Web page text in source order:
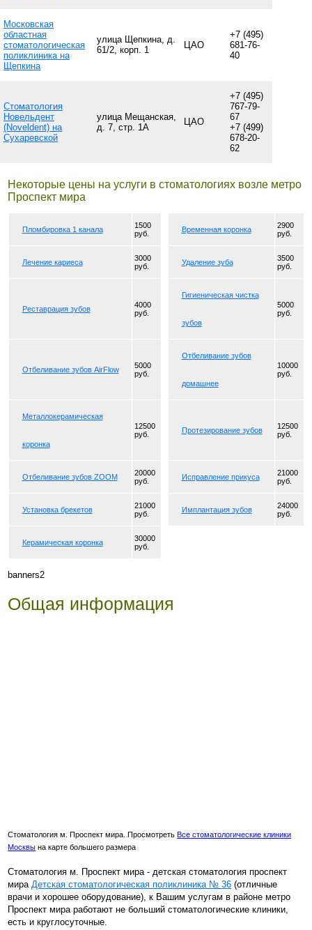
Московская
областная
стоматологическая
поликлиника на
Щепкина
улица Щепкина, д.
61/2, корп. 1
ЦАО
+7 (495)
681-76-
40
Стоматология
Новельдент
(Noveldent) на
Сухаревской
улица Мещанская,
д. 7, стр. 1А
ЦАО
+7 (495)
767-79-
67
+7 (499)
678-20-
62
Некоторые цены на услуги в стоматологиях возле метро
Проспект мира
Пломбировка 1 канала
1500
руб.
Временная коронка
2900
руб.
Лечение кариеса
3000
руб.
Удаление зуба
3500
руб.
Реставрация зубов
4000
руб.
Гигиеническая чистка
зубов
5000
руб.
Отбеливание зубов AirFlow
5000
руб.
Отбеливание зубов
домашнее
10000
руб.
Металлокерамическая
коронка
12500
руб.
Протезирование зубов
12500
руб.
Отбеливание зубов ZOOM
20000
руб.
Исправление прикуса
21000
руб.
Установка брекетов
21000
руб.
Имплантация зубов
24000
руб.
Керамическая коронка
30000
руб.
banners2
Общая информация
Стоматология м. Проспект мира. ПросмотретьВсе стоматологические клиники
Москвы на карте большего размера
Стоматология м. Проспект мира - детская стоматология проспект
мираДетская стоматологическая поликлиника № 36 (отличные
врачи и хорошее оборудование), к Вашим услугам в районе метро
Проспект мира работают не больший стоматологические клиники,
есть и круглосуточные.